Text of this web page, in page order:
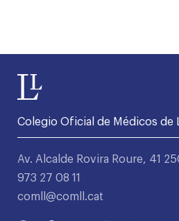
Colegio Oficial de Médicos de
Av. Alcalde Rovira Roure, 41
973 27 08 11
comll@comll.cat